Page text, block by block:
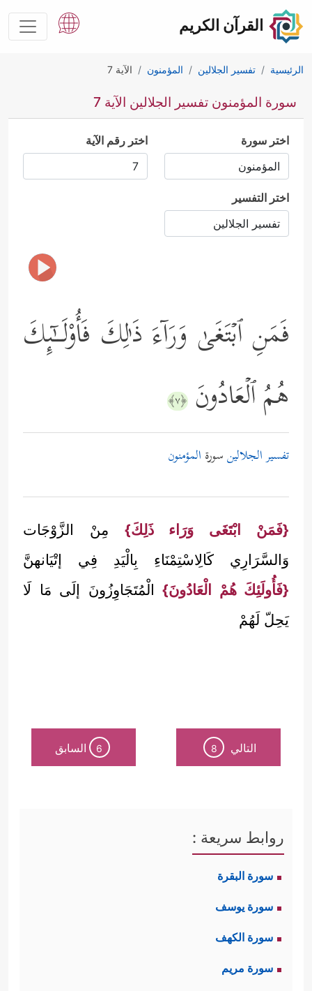
القرآن الكريم
الرئيسية تفسير الجلالين المؤمنون الآية 7
سورة المؤمنون تفسير الجلالين الآية 7
اختر سورة اختر رقم الآية
اختر التفسير
فَمَنِ ٱبۡتَغَىٰ وَرَاۤءَ ذَ ٰ⁠لِكَ فَأُوْلَــٰۤىِٕكَ
هُمُ ٱلۡعَادُونَ ﴿٧﴾
تفسير الجلالينسورة المؤمنون
{فَمَنْ ابْتَغَى وَرَاء ذَلِكَ} مِنْ الزَّوْجَات
وَالسَّرَارِي كَالِاسْتِمْنَاءِ بِالْيَدِ فِي إتْيَانهنَّ
{فَأُولَئِكَ هُمْ الْعَادُونَ} الْمُتَجَاوِزُونَ إلَى مَا لَا
يَحِلّ لَهُمْ
التالي 8
6 السابق
روابط سريعة :
سورة البقرة
سورة يوسف
سورة الكهف
سورة مريم